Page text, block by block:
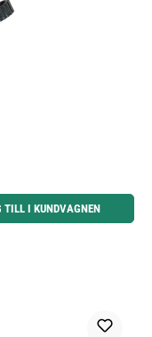
för att öka eller minska kvantiteten.
TILL I KUNDVAGNEN